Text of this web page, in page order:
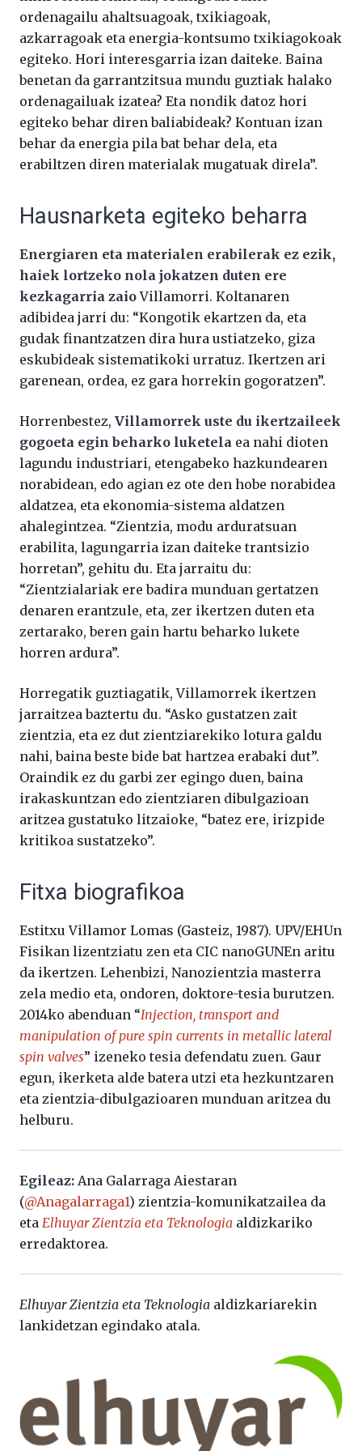
ordenagailu ahaltsuagoak, txikiagoak,
azkarragoak eta energia-kontsumo txikiagokoak
egiteko. Hori interesgarria izan daiteke. Baina
benetan da garrantzitsua mundu guztiak halako
ordenagailuak izatea? Eta nondik datoz hori
egiteko behar diren baliabideak? Kontuan izan
behar da energia pila bat behar dela, eta
erabiltzen diren materialak mugatuak direla”.
Hausnarketa egiteko beharra
Energiaren eta materialen erabilerak ez ezik,
haiek lortzeko nola jokatzen duten ere
kezkagarria zaioVillamorri. Koltanaren
adibidea jarri du: “Kongotik ekartzen da, eta
gudak finantzatzen dira hura ustiatzeko, giza
eskubideak sistematikoki urratuz. Ikertzen ari
garenean, ordea, ez gara horrekin gogoratzen”.
Horrenbestez, Villamorrek uste du ikertzaileek
gogoeta egin beharko luketela ea nahi dioten
lagundu industriari, etengabeko hazkundearen
norabidean, edo agian ez ote den hobe norabidea
aldatzea, eta ekonomia-sistema aldatzen
ahalegintzea. “Zientzia, modu arduratsuan
erabilita, lagungarria izan daiteke trantsizio
horretan”, gehitu du. Eta jarraitu du:
“Zientzialariak ere badira munduan gertatzen
denaren erantzule, eta, zer ikertzen duten eta
zertarako, beren gain hartu beharko lukete
horren ardura”.
Horregatik guztiagatik, Villamorrek ikertzen
jarraitzea baztertu du. “Asko gustatzen zait
zientzia, eta ez dut zientziarekiko lotura galdu
nahi, baina beste bide bat hartzea erabaki dut”.
Oraindik ez du garbi zer egingo duen, baina
irakaskuntzan edo zientziaren dibulgazioan
aritzea gustatuko litzaioke, “batez ere, irizpide
kritikoa sustatzeko”.
Fitxa biografikoa
Estitxu Villamor Lomas (Gasteiz, 1987). UPV/EHUn
Fisikan lizentziatu zen eta CIC nanoGUNEn aritu
da ikertzen. Lehenbizi, Nanozientzia masterra
zela medio eta, ondoren, doktore-tesia burutzen.
2014ko abenduan “Injection, transport and
manipulation of pure spin currents in metallic lateral
spin valves” izeneko tesia defendatu zuen. Gaur
egun, ikerketa alde batera utzi eta hezkuntzaren
eta zientzia-dibulgazioaren munduan aritzea du
helburu.
Egileaz: Ana Galarraga Aiestaran
(@Anagalarraga1) zientzia-komunikatzailea da
eta Elhuyar Zientzia eta Teknologia aldizkariko
erredaktorea.
Elhuyar Zientzia eta Teknologia aldizkariarekin
lankidetzan egindako atala.